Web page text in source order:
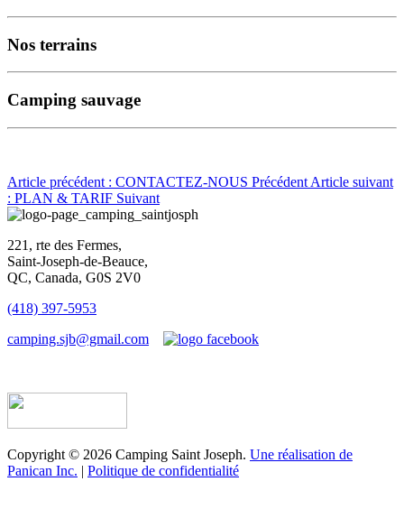
Nos terrains
Camping sauvage
Article précédent : CONTACTEZ-NOUS Précédent Article suivant
: PLAN & TARIF Suivant
221, rte des Fermes,
Saint-Joseph-de-Beauce,
QC, Canada, G0S 2V0
(418) 397-5953
camping.sjb@gmail.com
Copyright © 2026 Camping Saint Joseph. Une réalisation de
Panican Inc. | Politique de confidentialité